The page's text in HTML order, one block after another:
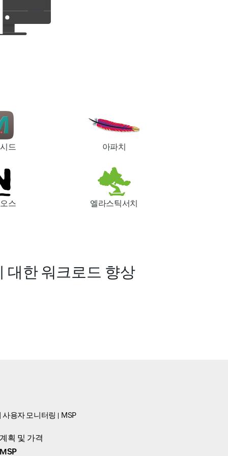
드 아파치
스 엘라스틱서치
대한 워크로드 향상
사용자 모니터링 MSP
계획 및 가격
MSP